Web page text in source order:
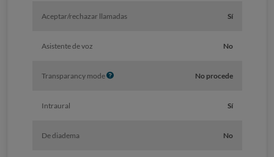
Aceptar/rechazar llamadas Sí
Asistente de voz No
Transparancy modeI
No procede
Intraural Sí
De diadema No